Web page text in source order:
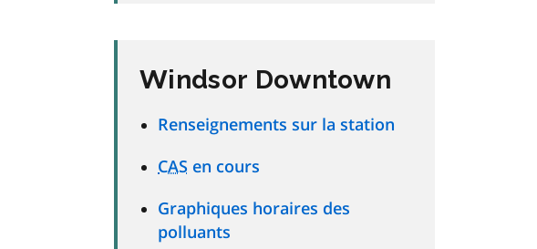
Windsor Downtown
Renseignements sur la station
CAS en cours
Graphiques horaires des
polluants